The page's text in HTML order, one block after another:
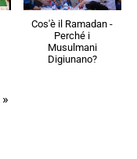
Cos'è il Ramadan -
Perché i
Musulmani
Digiunano?
»